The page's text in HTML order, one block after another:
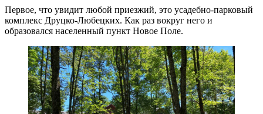
Первое, что увидит любой приезжий, это усадебно-парковый
комплекс Друцко-Любецких. Как раз вокруг него и
образовался населенный пункт Новое Поле.